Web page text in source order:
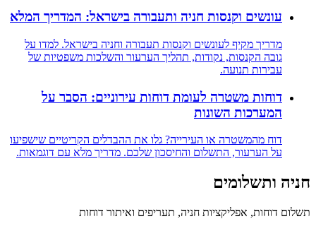
עונשים וקנסות חניה ותעבורה בישראל: המדריך המלא
מדריך מקיף לעונשים וקנסות תעבורה וחניה בישראל. למדו על
גובה הקנסות, נקודות, תהליך הערעור והשלכות משפטיות של
עבירות תנועה.
דוחות משטרה לעומת דוחות עירוניים: הסבר על
המערכות השונות
דוח מהמשטרה או העירייה? גלו את ההבדלים הקריטיים שישפיעו
על הערעור, התשלום והחיסכון שלכם. מדריך מלא עם דוגמאות.
חניה ותשלומים
תשלום דוחות, אפליקציות חניה, תעריפים ואיתור דוחות